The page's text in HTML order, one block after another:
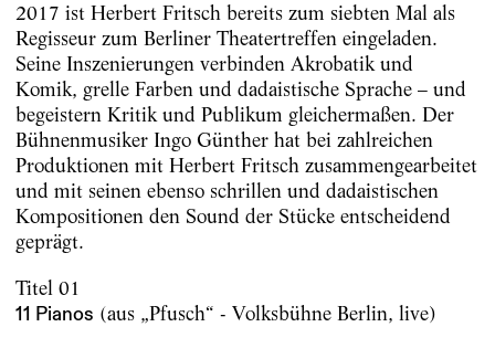
2017 ist Herbert Fritsch bereits zum siebten Mal als
Regisseur zum Berliner Theatertreffen eingeladen.
Seine Inszenierungen verbinden Akrobatik und
Komik, grelle Farben und dadaistische Sprache – und
begeistern Kritik und Publikum gleichermaßen. Der
Bühnenmusiker Ingo Günther hat bei zahlreichen
Produktionen mit Herbert Fritsch zusammengearbeitet
und mit seinen ebenso schrillen und dadaistischen
Kompositionen den Sound der Stücke entscheidend
geprägt.
Titel 01
11 Pianos (aus „Pfusch“ - Volksbühne Berlin, live)